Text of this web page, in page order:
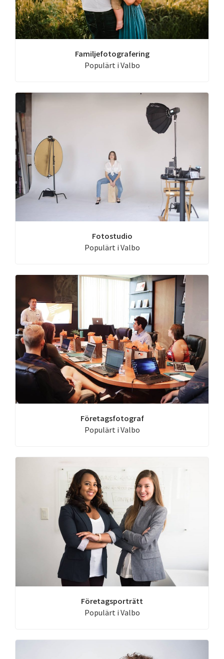
Familjefotografering
Populärt i Valbo
Fotostudio
Populärt i Valbo
Företagsfotograf
Populärt i Valbo
Företagsporträtt
Populärt i Valbo